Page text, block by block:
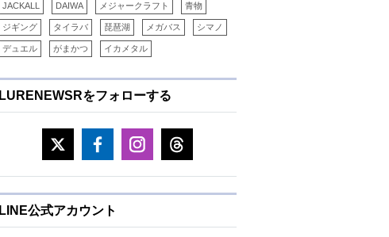
JACKALL DAIWA メジャークラフト 青物
ジギング タイラバ 琵琶湖 メガバス シマノ
デュエル がまかつ イカメタル
LURENEWSRをフォローする
LINE公式アカウント